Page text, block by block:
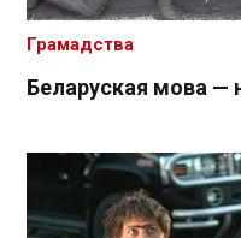
Беларуская мова —
Грамадства